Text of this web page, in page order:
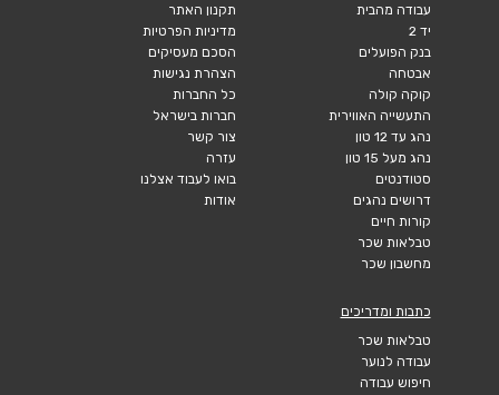
עבודה מהבית
יד 2
בנק הפועלים
אבטחה
קוקה קולה
התעשייה האווירית
נהג עד 12 טון
נהג מעל 15 טון
סטודנטים
דרושים נהגים
קורות חיים
טבלאות שכר
מחשבון שכר
תקנון האתר
מדיניות הפרטיות
הסכם מעסיקים
הצהרת נגישות
כל החברות
חברות בישראל
צור קשר
עזרה
בואו לעבוד אצלנו
אודות
כתבות ומדריכים
טבלאות שכר
עבודה לנוער
חיפוש עבודה